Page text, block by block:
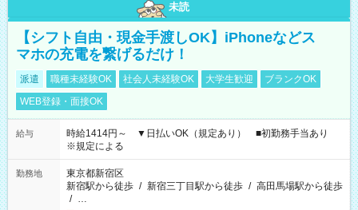
未読
【シフト自由・現金手渡しOK】iPhoneなどス
マホの充電を繋げるだけ！
派遣 職種未経験OK 社会人未経験OK 大学生歓迎
ブランクOK
WEB登録・面接OK
給与
時給1414円～ ▼日払いOK（規定あり） ■初勤務手当あり
※規定による
勤務地
東京都新宿区
新宿駅から徒歩 / 新宿三丁目駅から徒歩 / 高田馬場駅から徒歩
/ …